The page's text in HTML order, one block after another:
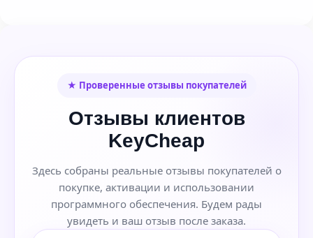
★ Проверенные отзывы покупателей
Отзывы клиентов
KeyCheap
Здесь собраны реальные отзывы покупателей о
покупке, активации и использовании
программного обеспечения. Будем рады
увидеть и ваш отзыв после заказа.